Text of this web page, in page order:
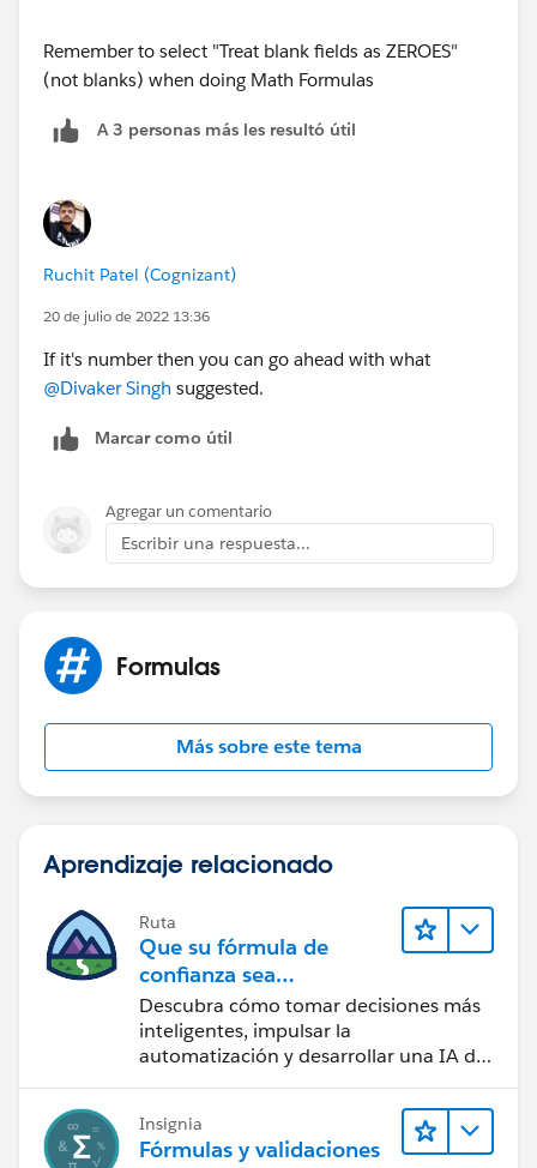
Remember to select "Treat blank fields as ZEROES"
(not blanks) when doing Math Formulas
A 3 personas más les resultó útil
Ruchit Patel (Cognizant)
20 de julio de 2022 13:36
If it's number then you can go ahead with what
@Divaker Singh suggested.
Marcar como útil
Agregar un comentario
Escribir una respuesta...
Formulas
Más sobre este tema
Aprendizaje relacionado
Ruta
Que su fórmula de
confianza sea
CRM + IA + Datos
Descubra cómo tomar decisiones más
inteligentes, impulsar la
automatización y desarrollar una IA de
Salesforce.
Insignia
Fórmulas y validaciones